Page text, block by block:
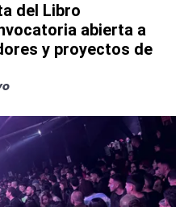
del Libro
abierta a
y proyectos de